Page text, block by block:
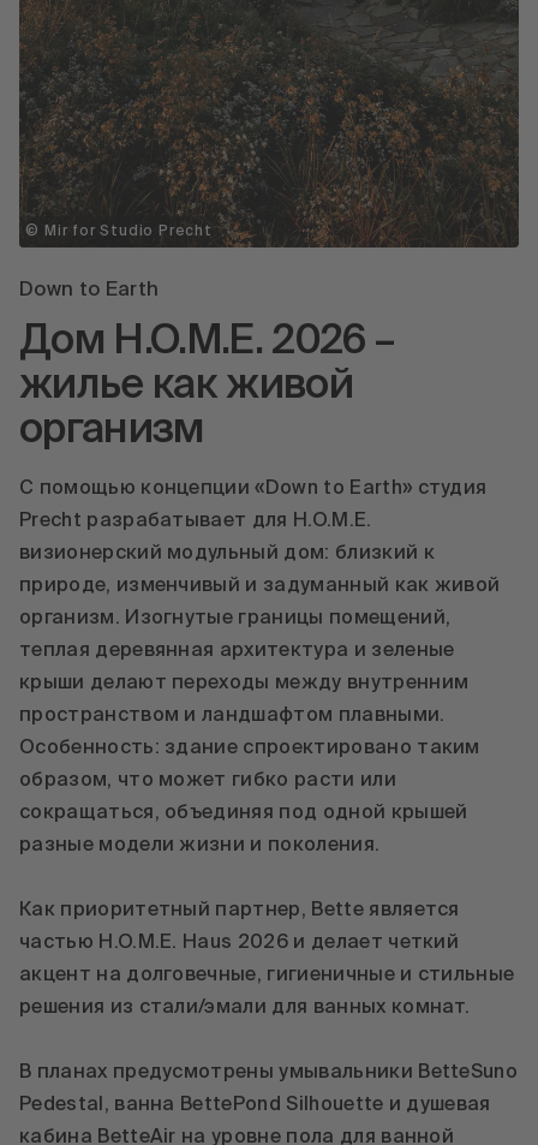
© Mir for Studio Precht
Down to Earth
Дом H.O.M.E. 2026 –
жилье как живой
организм
С помощью концепции «Down to Earth» студия
Precht разрабатывает для H.O.M.E.
визионерский модульный дом: близкий к
природе, изменчивый и задуманный как живой
организм. Изогнутые границы помещений,
теплая деревянная архитектура и зеленые
крыши делают переходы между внутренним
пространством и ландшафтом плавными.
Особенность: здание спроектировано таким
образом, что может гибко расти или
сокращаться, объединяя под одной крышей
разные модели жизни и поколения.
Как приоритетный партнер, Bette является
частью H.O.M.E. Haus 2026 и делает четкий
акцент на долговечные, гигиеничные и стильные
решения из стали/эмали для ванных комнат.
В планах предусмотрены умывальники BetteSuno
Pedestal, ванна BettePond Silhouette и душевая
кабина BetteAir на уровне пола для ванной